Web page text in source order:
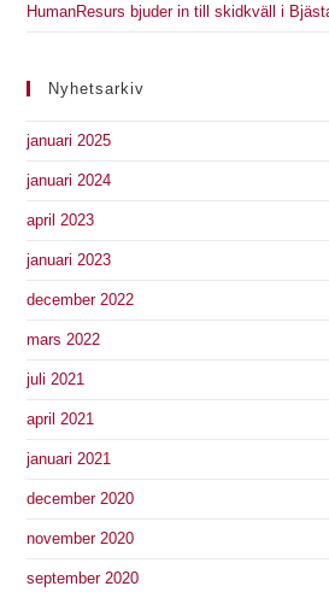
HumanResurs bjuder in till skidkväll i
Nyhetsarkiv
januari 2025
januari 2024
april 2023
januari 2023
december 2022
mars 2022
juli 2021
april 2021
januari 2021
december 2020
november 2020
september 2020